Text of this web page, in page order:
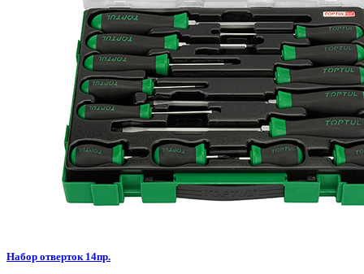
Набор отверток 14пр.